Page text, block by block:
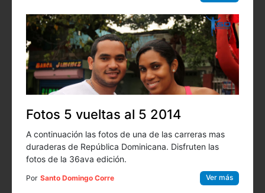
Fotos 5 vueltas al 5 2014
A continuación las fotos de una de las carreras mas
duraderas de República Dominicana. Disfruten las
fotos de la 36ava edición.
Por Santo Domingo Corre Ver más